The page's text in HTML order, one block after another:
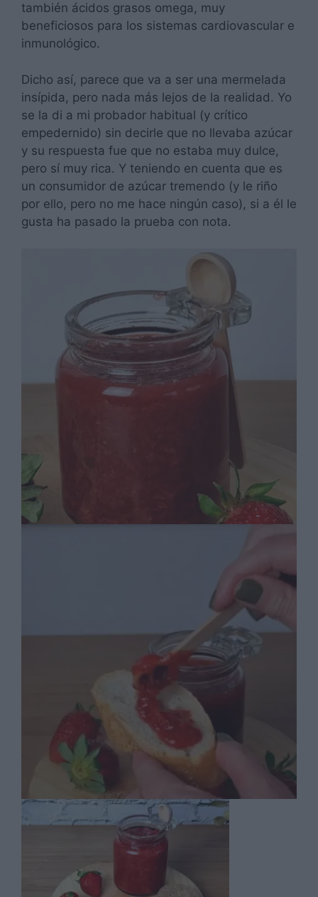
también ácidos grasos omega, muy
beneficiosos para los sistemas cardiovascular e
inmunológico.
Dicho así, parece que va a ser una mermelada
insípida, pero nada más lejos de la realidad. Yo
se la di a mi probador habitual (y crítico
empedernido) sin decirle que no llevaba azúcar
y su respuesta fue que no estaba muy dulce,
pero sí muy rica. Y teniendo en cuenta que es
un consumidor de azúcar tremendo (y le riño
por ello, pero no me hace ningún caso), si a él le
gusta ha pasado la prueba con nota.